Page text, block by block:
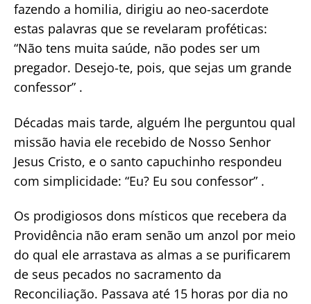
fazendo a homilia, dirigiu ao neo-sacerdote
estas palavras que se revelaram proféticas:
“Não tens muita saúde, não podes ser um
pregador. Desejo-te, pois, que sejas um grande
confessor” .
Décadas mais tarde, alguém lhe perguntou qual
missão havia ele recebido de Nosso Senhor
Jesus Cristo, e o santo capuchinho respondeu
com simplicidade: “Eu? Eu sou confessor” .
Os prodigiosos dons místicos que recebera da
Providência não eram senão um anzol por meio
do qual ele arrastava as almas a se purificarem
de seus pecados no sacramento da
Reconciliação. Passava até 15 horas por dia no